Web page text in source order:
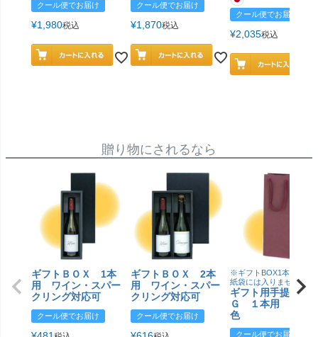
クール便でお届け
¥1,980税込
クール便でお届け
¥1,870税込
クール便でお届け
¥2,035税込
贈り物にされるなら
ギフトＢＯＸ 1本
用 ワイン・スパー
クリング対応可
クール便でお届け
ギフトＢＯＸ 2本
用 ワイン・スパー
クリング対応可
クール便でお届け
※ギフトBOX1本用はこ
紙袋には入りません
ギフト用手提げＢ
Ｇ １本用 エン
色
クール便でお届け